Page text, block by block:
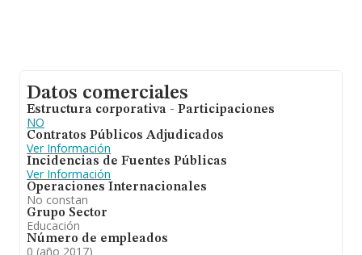
Datos comerciales
Estructura corporativa - Participaciones
NO
Contratos Públicos Adjudicados
Ver Información
Incidencias de Fuentes Públicas
Ver Información
Operaciones Internacionales
No constan
Grupo Sector
Educación
Número de empleados
0 (año 2017)